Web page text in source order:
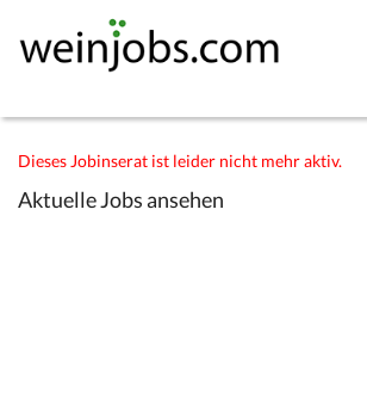
Dieses Jobinserat ist leider nicht mehr aktiv.
Aktuelle Jobs ansehen